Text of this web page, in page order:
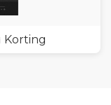
Korting